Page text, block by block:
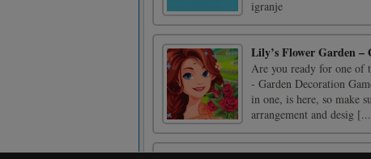
igranje
Lily’s Flower Garden –
Are you ready for one of
- Garden Decoration
in one, is here, so make
arrangement and desig